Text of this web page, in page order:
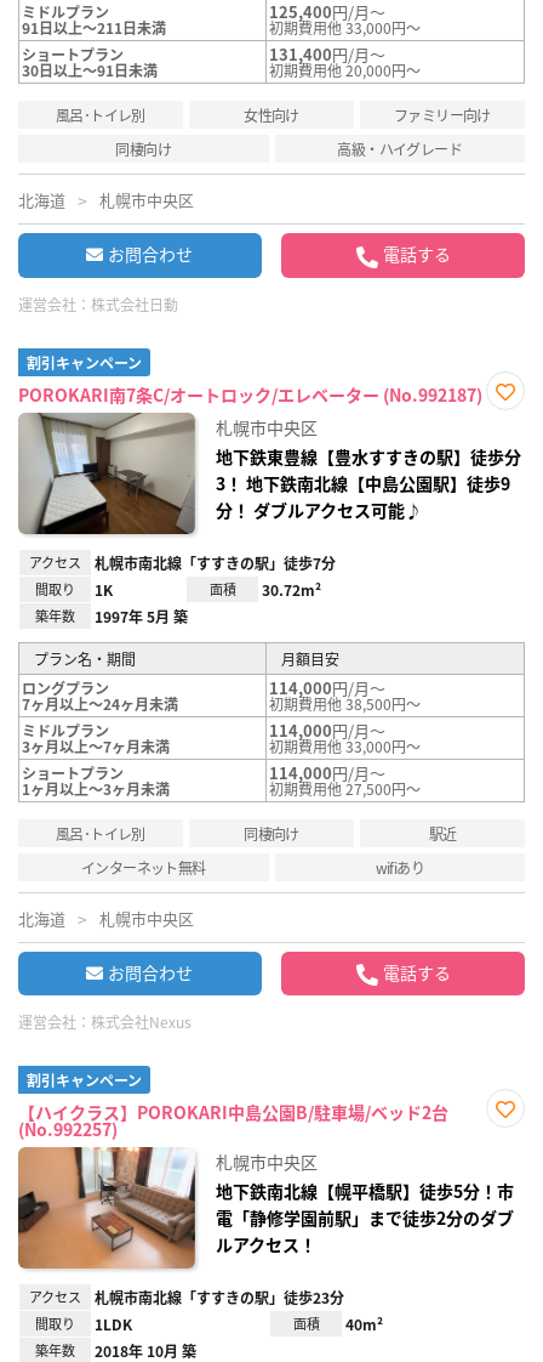
ミドルプラン
91日以上～211日未満
125,400円/月～
初期費用他 33,000円～
ショートプラン
30日以上～91日未満
131,400円/月～
初期費用他 20,000円～
風呂･トイレ別 女性向け
ファミリー向け
同棲向け
高級・ハイグレード
北海道 札幌市中央区
お問合わせ 電話する
運営会社： 株式会社日動
割引キャンペーン
POROKARI南7条C/オートロック/エレベーター (No.992187)
り登
録
札幌市中央区
地下鉄東豊線【豊水すすきの駅】徒歩分
3！ 地下鉄南北線【中島公園駅】徒歩9
分！ ダブルアクセス可能♪
アクセス 札幌市南北線「すすきの駅」徒歩7分
間取り 1K 面積 30.72m²
築年数 1997年 5月 築
プラン名・期間
月額目安
ロングプラン
7ヶ月以上～24ヶ月未満
114,000円/月～
初期費用他 38,500円～
ミドルプラン
3ヶ月以上～7ヶ月未満
114,000円/月～
初期費用他 33,000円～
ショートプラン
1ヶ月以上～3ヶ月未満
114,000円/月～
初期費用他 27,500円～
風呂･トイレ別 同棲向け
駅近
インターネット無料
wifiあり
北海道 札幌市中央区
お問合わせ 電話する
運営会社： 株式会社Nexus
割引キャンペーン
【ハイクラス】POROKARI中島公園B/駐車場/ベッド2台
(No.992257)
録
札幌市中央区
地下鉄南北線【幌平橋駅】徒歩5分！市
電「静修学園前駅」まで徒歩2分のダブ
ルアクセス！
アクセス 札幌市南北線「すすきの駅」徒歩23分
間取り 1LDK 面積 40m²
築年数 2018年 10月 築